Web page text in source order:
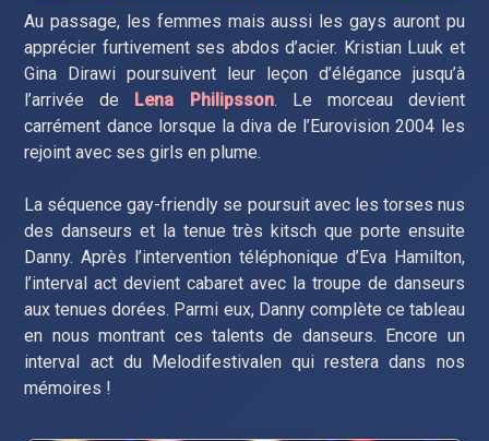
Au passage, les femmes mais aussi les gays auront pu
apprécier furtivement ses abdos d’acier. Kristian Luuk et
Gina Dirawi poursuivent leur leçon d’élégance jusqu’à
l’arrivée de
Lena Philipsson. Le morceau devient
carrément dance lorsque la diva de l’Eurovision 2004 les
rejoint avec ses girls en plume.
La séquence gay-friendly se poursuit avec les torses nus
des danseurs et la tenue très kitsch que porte ensuite
Danny. Après l’intervention téléphonique d’Eva Hamilton,
l’interval act devient cabaret avec la troupe de danseurs
aux tenues dorées. Parmi eux, Danny complète ce tableau
en nous montrant ces talents de danseurs. Encore un
interval act du Melodifestivalen qui restera dans nos
mémoires !